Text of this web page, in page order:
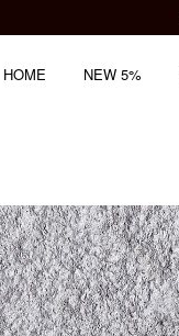
HOME NEW 5%